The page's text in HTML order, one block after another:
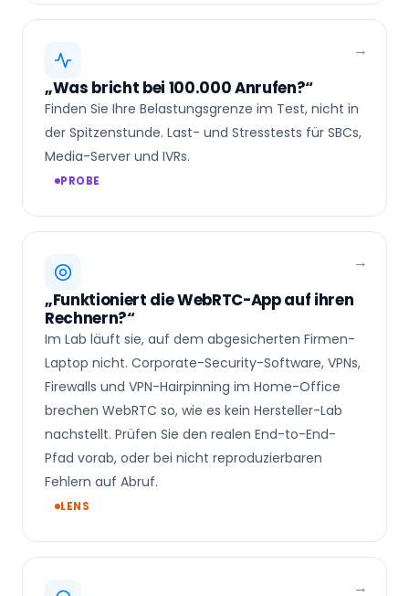
„Was bricht bei 100.000 Anrufen?“
Finden Sie Ihre Belastungsgrenze im Test, nicht in
der Spitzenstunde. Last- und Stresstests für SBCs,
Media-Server und IVRs.
PROBE
„Funktioniert die WebRTC-App auf ihren
Rechnern?“
Im Lab läuft sie, auf dem abgesicherten Firmen-
Laptop nicht. Corporate-Security-Software, VPNs,
Firewalls und VPN-Hairpinning im Home-Office
brechen WebRTC so, wie es kein Hersteller-Lab
nachstellt. Prüfen Sie den realen End-to-End-
Pfad vorab, oder bei nicht reproduzierbaren
Fehlern auf Abruf.
LENS